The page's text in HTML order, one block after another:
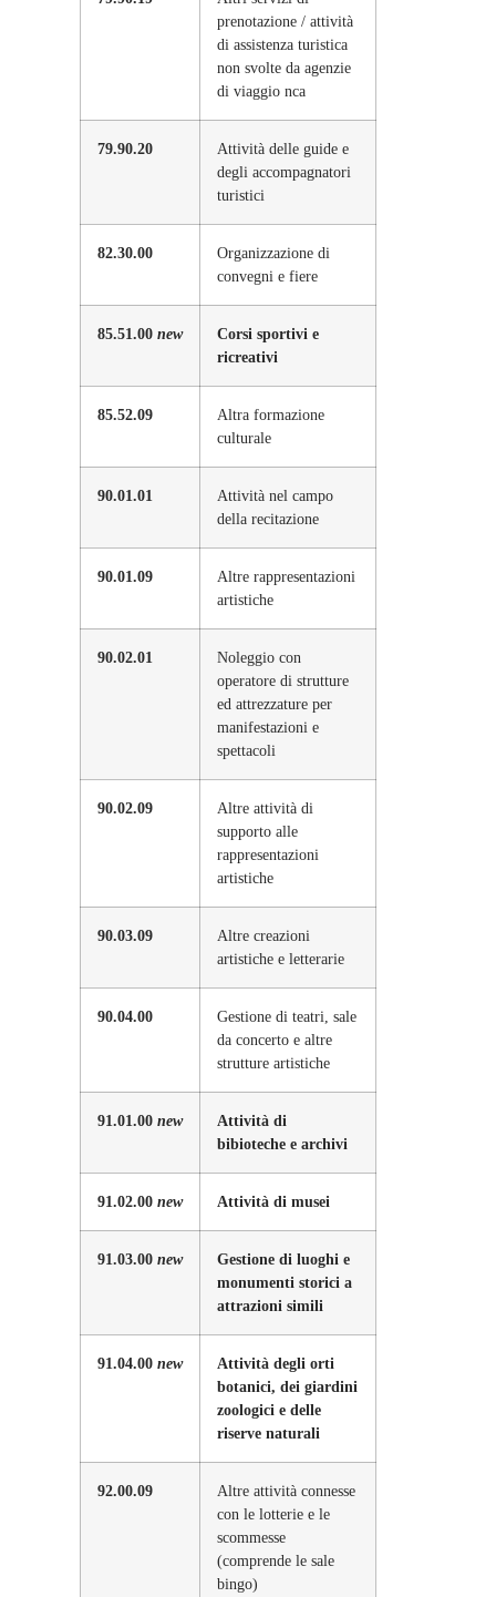
prenotazione / attività
di assistenza turistica
non svolte da agenzie
di viaggio nca
79.90.20
Attività delle guide e
degli accompagnatori
turistici
82.30.00
Organizzazione di
convegni e fiere
85.51.00new
Corsi sportivi e
ricreativi
85.52.09
Altra formazione
culturale
90.01.01
Attività nel campo
della recitazione
90.01.09
Altre rappresentazioni
artistiche
90.02.01
Noleggio con
operatore di strutture
ed attrezzature per
manifestazioni e
spettacoli
90.02.09
Altre attività di
supporto alle
rappresentazioni
artistiche
90.03.09
Altre creazioni
artistiche e letterarie
90.04.00
Gestione di teatri, sale
da concerto e altre
strutture artistiche
91.01.00new
Attività di
bibioteche e archivi
91.02.00new Attività di musei
91.03.00new
Gestione di luoghi e
monumenti storici a
attrazioni simili
91.04.00new
Attività degli orti
botanici, dei giardini
zoologici e delle
riserve naturali
92.00.09
Altre attività connesse
con le lotterie e le
scommesse
(comprende le sale
bingo)